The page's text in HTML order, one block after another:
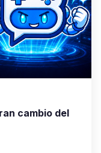
cambio del